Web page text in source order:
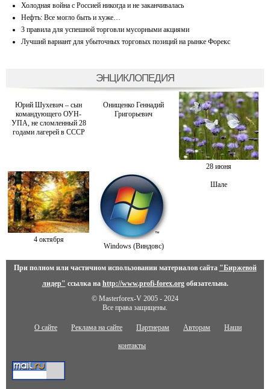
Холодная война с Россией никогда и не заканчивалась
Нефть: Все могло быть и хуже…
3 правила для успешной торговли мусорными акциями
Лучший вариант для убыточных торговых позиций на рынке Форекс
ЭНЦИКЛОПЕДИЯ
Юрий Шухевич – сын
командующего ОУН-
УПА, не сломленный 28
годами лагерей в СССР
Онищенко Геннадий
Григорьевич
28 июня
4 октября
Windows (Виндовс)
Шале
При полном или частичном использовании материалов сайта "Биржевой
лидер" ссылка на http://www.profi-forex.orgобязательна.
© Masterforex-V 2005 - 2024
Все права защищены.
О сайте Реклама на сайте Партнерам Авторам Наши
контакты